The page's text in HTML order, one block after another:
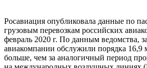
Росавиация опубликовала данные по
грузовым перевозкам российских
февраль 2020 г. По данным ведомства,
авиакомпании обслужили порядка 16,9
больше, чем за аналогичный период